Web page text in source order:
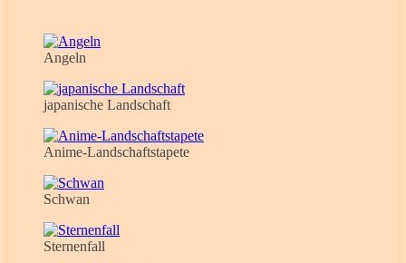
Angeln
japanische Landschaft
Anime-Landschaftstapete
Schwan
Sternenfall